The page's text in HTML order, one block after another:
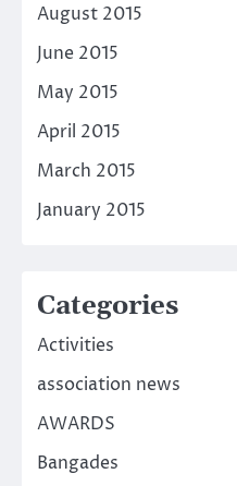
August 2015
June 2015
May 2015
April 2015
March 2015
January 2015
Categories
Activities
association news
AWARDS
Bangades